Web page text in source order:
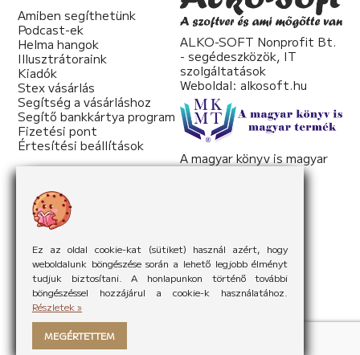
Ez az oldal cookie-kat (sütiket) használ azért, hogy
weboldalunk böngészése során a lehető legjobb élményt
tudjuk biztosítani. A honlapunkon történő további
böngészéssel hozzájárul a cookie-k használatához.
Részletek »
MEGÉRTETTEM
Amiben segíthetünk
Podcast-ek
Helma hangok
Illusztrátoraink
Kiadók
Stex vásárlás
Segítség a vásárláshoz
Segítő bankkártya program
Fizetési pont
Értesítési beállítások
ALKO-SOFT Nonprofit Bt.
- segédeszközök, IT
szolgáltatások
Weboldal: alkosoft.hu
A magyar könyv is magyar
termék